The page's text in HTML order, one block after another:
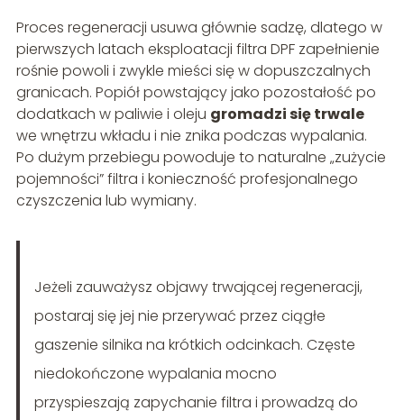
Proces regeneracji usuwa głównie sadzę, dlatego w
pierwszych latach eksploatacji filtra DPF zapełnienie
rośnie powoli i zwykle mieści się w dopuszczalnych
granicach. Popiół powstający jako pozostałość po
dodatkach w paliwie i oleju gromadzi się trwale
we wnętrzu wkładu i nie znika podczas wypalania.
Po dużym przebiegu powoduje to naturalne „zużycie
pojemności” filtra i konieczność profesjonalnego
czyszczenia lub wymiany.
Jeżeli zauważysz objawy trwającej regeneracji,
postaraj się jej nie przerywać przez ciągłe
gaszenie silnika na krótkich odcinkach. Częste
niedokończone wypalania mocno
przyspieszają zapychanie filtra i prowadzą do